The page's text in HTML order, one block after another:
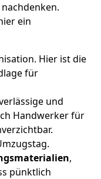
ein
Hier ist die
für
und
Handwerker für
,
pünktlich